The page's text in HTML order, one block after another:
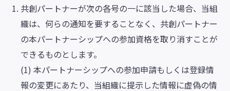
共創パートナーが次の各号の一に該当した場合、当組
織は、何らの通知を要することなく、共創パートナー
の本パートナーシップへの参加資格を取り消すことが
できるものとします。
(1) 本パートナーシップへの参加申請もしくは登録情
報の変更にあたり、当組織に提示した情報に虚偽の情